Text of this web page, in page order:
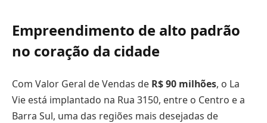
Empreendimento de alto padrão
no coração da cidade
Com Valor Geral de Vendas de R$ 90 milhões, o La
Vie está implantado na Rua 3150, entre o Centro e a
Barra Sul, uma das regiões mais desejadas de